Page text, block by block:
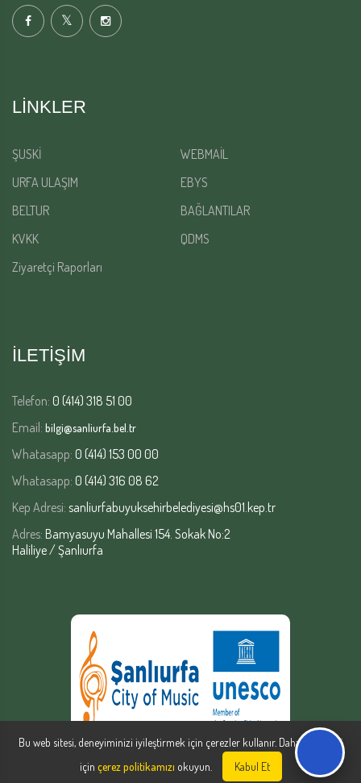
LINKLER
ŞUSKİ
WEBMAİL
URFA ULAŞIM
EBYS
BELTUR
BAĞLANTILAR
KVKK
QDMS
Ziyaretçi Raporları
İLETİŞİM
Telefon: 0 (414) 318 51 00
Email: bilgi@sanliurfa.bel.tr
Whatasapp: 0 (414) 153 00 00
Whatasapp: 0 (414) 316 08 62
Kep Adresi: sanliurfabuyuksehirbelediyesi@hs01.kep.tr
Adres: Bamyasuyu Mahallesi 154. Sokak No:2
Haliliye / Şanlıurfa
Bu web sitesi, deneyiminizi iyileştirmek için çerezler kullanır. Daha fazla bilgi
için çerez politikamızı okuyun. Kabul Et